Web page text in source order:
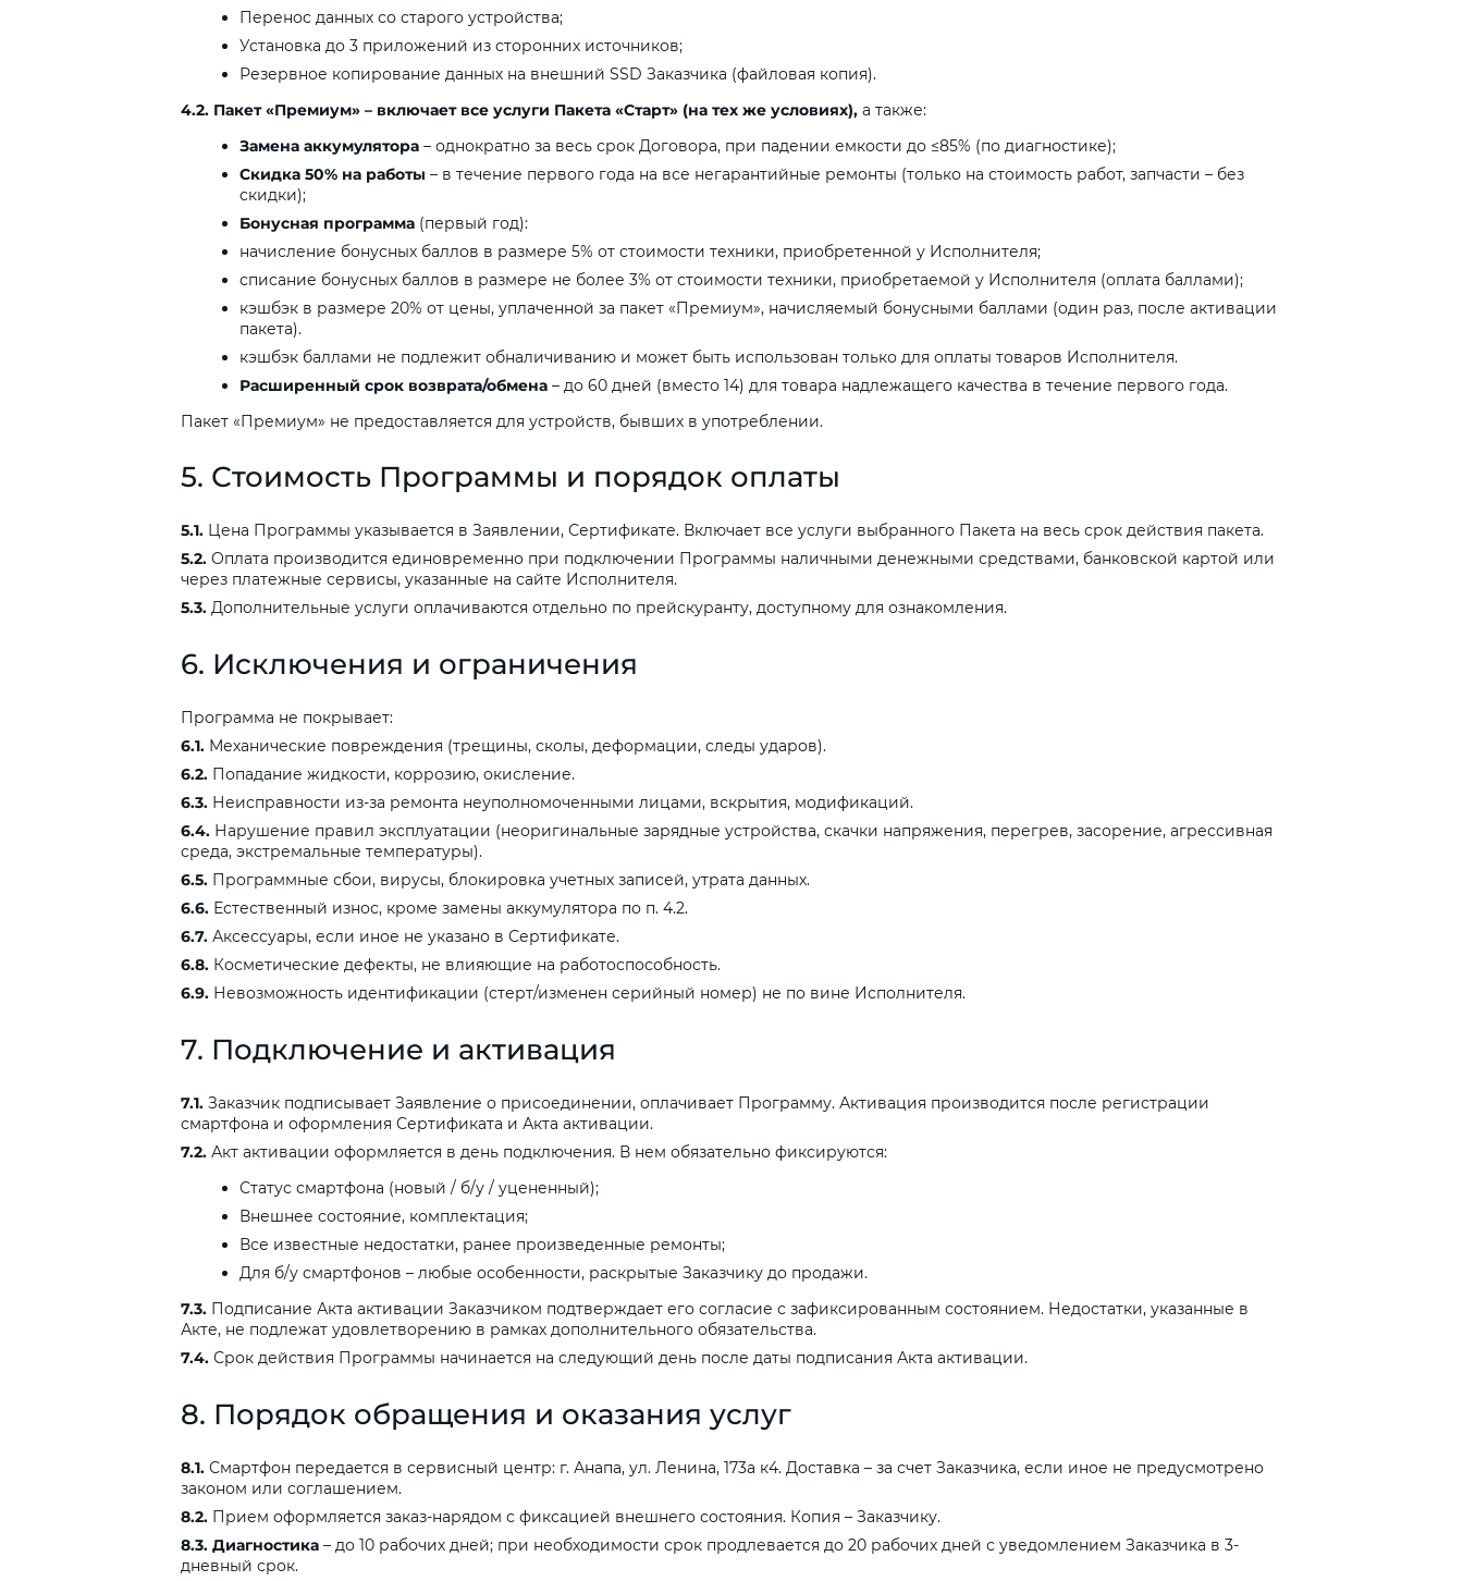
Перенос данных со старого устройства;
Установка до 3 приложений из сторонних источников;
Резервное копирование данных на внешний SSD Заказчика (файловая копия).
4.2. Пакет «Премиум» – включает все услуги Пакета «Старт» (на тех же условиях),а также:
Замена аккумулятора– однократно за весь срок Договора, при падении емкости до ≤85% (по диагностике);
Скидка 50% на работы – в течение первого года на все негарантийные ремонты (только на стоимость работ, запчасти – без
скидки);
Бонусная программа(первый год):
начисление бонусных баллов в размере 5% от стоимости техники, приобретенной у Исполнителя;
списание бонусных баллов в размере не более 3% от стоимости техники, приобретаемой у Исполнителя (оплата баллами);
кэшбэк в размере 20% от цены, уплаченной за пакет «Премиум», начисляемый бонусными баллами (один раз, после активации
пакета).
кэшбэк баллами не подлежит обналичиванию и может быть использован только для оплаты товаров Исполнителя.
Расширенный срок возврата/обмена– до 60 дней (вместо 14) для товара надлежащего качества в течение первого года.
Пакет «Премиум» не предоставляется для устройств, бывших в употреблении.
5. Стоимость Программы и порядок оплаты
5.1.Цена Программы указывается в Заявлении, Сертификате. Включает все услуги выбранного Пакета на весь срок действия пакета.
5.2.Оплата производится единовременно при подключении Программы наличными денежными средствами, банковской картой или
через платежные сервисы, указанные на сайте Исполнителя.
5.3.Дополнительные услуги оплачиваются отдельно по прейскуранту, доступному для ознакомления.
6. Исключения и ограничения
Программа не покрывает:
6.1.Механические повреждения (трещины, сколы, деформации, следы ударов).
6.2.Попадание жидкости, коррозию, окисление.
6.3.Неисправности из-за ремонта неуполномоченными лицами, вскрытия, модификаций.
6.4.Нарушение правил эксплуатации (неоригинальные зарядные устройства, скачки напряжения, перегрев, засорение, агрессивная
среда, экстремальные температуры).
6.5.Программные сбои, вирусы, блокировка учетных записей, утрата данных.
6.6.Естественный износ, кроме замены аккумулятора по п. 4.2.
6.7.Аксессуары, если иное не указано в Сертификате.
6.8.Косметические дефекты, не влияющие на работоспособность.
6.9.Невозможность идентификации (стерт/изменен серийный номер) не по вине Исполнителя.
7. Подключение и активация
7.1.Заказчик подписывает Заявление о присоединении, оплачивает Программу. Активация производится после регистрации
смартфона и оформления Сертификата и Акта активации.
7.2.Акт активации оформляется в день подключения. В нем обязательно фиксируются:
Статус смартфона (новый / б/у / уцененный);
Внешнее состояние, комплектация;
Все известные недостатки, ранее произведенные ремонты;
Для б/у смартфонов – любые особенности, раскрытые Заказчику до продажи.
7.3.Подписание Акта активации Заказчиком подтверждает его согласие с зафиксированным состоянием. Недостатки, указанные в
Акте, не подлежат удовлетворению в рамках дополнительного обязательства.
7.4.Срок действия Программы начинается на следующий день после даты подписания Акта активации.
8. Порядок обращения и оказания услуг
8.1.Смартфон передается в сервисный центр: г. Анапа, ул. Ленина, 173а к4. Доставка – за счет Заказчика, если иное не предусмотрено
законом или соглашением.
8.2.Прием оформляется заказ-нарядом с фиксацией внешнего состояния. Копия – Заказчику.
8.3. Диагностика– до 10 рабочих дней; при необходимости срок продлевается до 20 рабочих дней с уведомлением Заказчика в 3-
дневный срок.